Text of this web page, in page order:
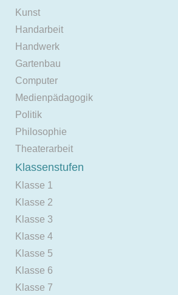
Kunst
Handarbeit
Handwerk
Gartenbau
Computer
Medienpädagogik
Politik
Philosophie
Theaterarbeit
Klassenstufen
Klasse 1
Klasse 2
Klasse 3
Klasse 4
Klasse 5
Klasse 6
Klasse 7